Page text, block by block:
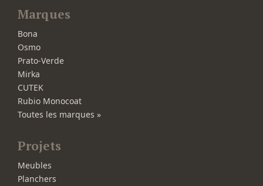
Marques
Bona
Osmo
Prato-Verde
Mirka
CUTEK
Rubio Monocoat
Toutes les marques »
Projets
Meubles
Planchers